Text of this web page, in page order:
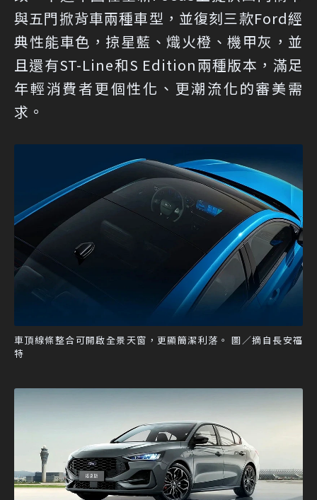
與五門掀背車兩種車型，並復刻三款Ford經
典性能車色，掠星藍、熾火橙、機甲灰，並
且還有ST-Line和S Edition兩種版本，滿足
年輕消費者更個性化、更潮流化的審美需
求。
車頂線條整合可開啟全景天窗，更顯簡潔利落。 圖／摘自長安福
特